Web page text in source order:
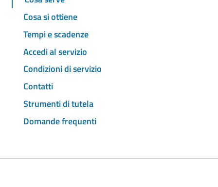
Cosa si ottiene
Tempi e scadenze
Accedi al servizio
Condizioni di servizio
Contatti
Strumenti di tutela
Domande frequenti